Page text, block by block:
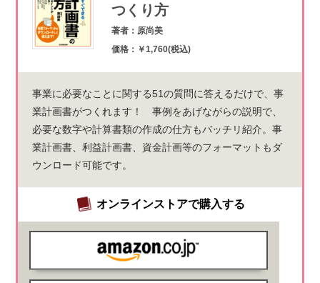
つくり方
著者：原尚美
価格：￥1,760(税込)
事業に必要なことに関する51の質問に答えるだけで、事
業計画書がつくれます！ 事例をあげながらの説明で、
必要な数字や計算書類の作成の仕方もバッチリ紹介。事
業計画書、利益計画書、資金計画等のフォーマットもダ
ウンロード可能です。
オンラインストアで購入する